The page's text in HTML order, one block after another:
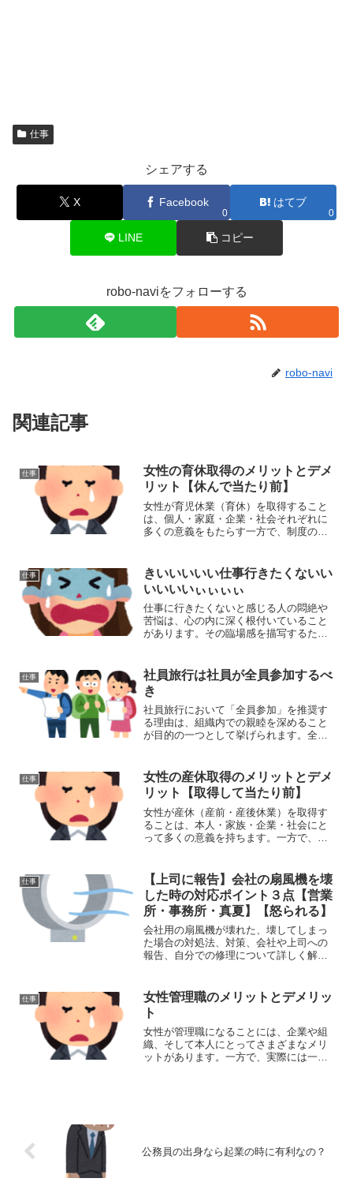
仕事
シェアする
X Facebook
0
はてブ
0
LINE コピー
robo-naviをフォローする
robo-navi
関連記事
仕事
女性の育休取得のメリットとデメ
リット【休んで当たり前】
女性が育児休業（育休）を取得すること
は、個人・家庭・企業・社会それぞれに
多くの意義をもたらす一方で、制度の運
のメリットとデメリットを、表を使わず
詳しく解説します。 (a...
仕事
きいいいいい仕事行きたくないい
いいいいぃぃぃぃ
仕事に行きたくないと感じる人の悶絶や
苦悩は、心の内に深く根付いていること
があります。その臨場感を描写するため
事に行くことに対する興味や意欲が低下
しており、何をする...
仕事
社員旅行は社員が全員参加するべ
き
社員旅行において「全員参加」を推奨す
る理由は、組織内での親睦を深めること
が目的の一つとして挙げられます。全員
加によるチームビルディングの促進1.1 部
署を超えた交流の...
仕事
女性の産休取得のメリットとデメ
リット【取得して当たり前】
女性が産休（産前・産後休業）を取得す
ることは、本人・家族・企業・社会にと
って多くの意義を持ちます。一方で、現
ます。以下に、産休取得のメリットとデ
メリットを表を使わず詳し...
仕事
【上司に報告】会社の扇風機を壊
した時の対応ポイント３点【営業
所・事務所・真夏】【怒られる】
会社用の扇風機が壊れた、壊してしまっ
た場合の対処法、対策、会社や上司への
報告、自分での修理について詳しく解説
が壊れた場合の対...
仕事
女性管理職のメリットとデメリッ
ト
女性が管理職になることには、企業や組
織、そして本人にとってさまざまなメリ
ットがあります。一方で、実際には一定
公務員の出身なら起業の時に有利なの？